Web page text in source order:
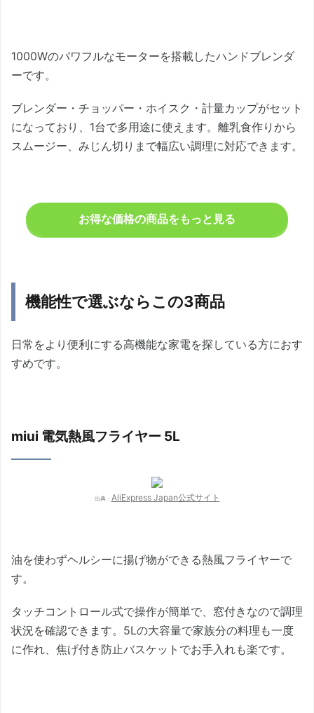
1000Wのパワフルなモーターを搭載したハンドブレンダ
ーです。
ブレンダー・チョッパー・ホイスク・計量カップがセット
になっており、1台で多用途に使えます。離乳食作りから
スムージー、みじん切りまで幅広い調理に対応できます。
お得な価格の商品をもっと見る
機能性で選ぶならこの3商品
日常をより便利にする高機能な家電を探している方におす
すめです。
miui 電気熱風フライヤー 5L
出典： AliExpress Japan公式サイト
油を使わずヘルシーに揚げ物ができる熱風フライヤーで
す。
タッチコントロール式で操作が簡単で、窓付きなので調理
状況を確認できます。5Lの大容量で家族分の料理も一度
に作れ、焦げ付き防止バスケットでお手入れも楽です。